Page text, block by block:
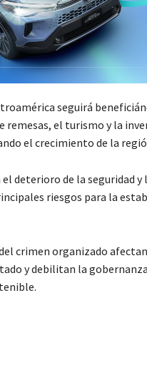
seguirá
el turismo y la
el crecimiento de la
deterioro de la seguridad y
riesgos para la
crimen organizado
y debilitan la